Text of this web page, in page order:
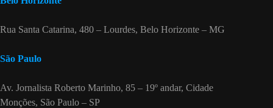
Rua Santa Catarina, 480 – Lourdes, Belo Horizonte – MG
São Paulo
Av. Jornalista Roberto Marinho, 85 – 19º andar, Cidade
Monções, São Paulo – SP